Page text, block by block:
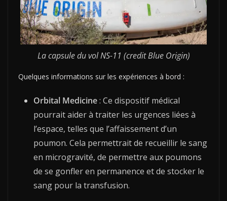
La capsule du vol NS-11 (credit Blue Origin)
Quelques informations sur les expériences à bord :
Orbital Medicine: Ce dispositif médical
pourrait aider à traiter les urgences liées à
l’espace, telles que l’affaissement d’un
poumon. Cela permettrait de recueillir le sang
en microgravité, de permettre aux poumons
de se gonfler en permanence et de stocker le
sang pour la transfusion.